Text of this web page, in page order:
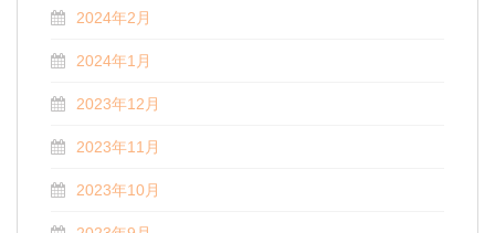
2024年2月
2024年1月
2023年12月
2023年11月
2023年10月